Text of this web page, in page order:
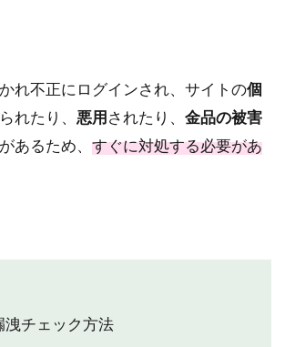
れ不正にログインされ、サイトの個
れたり、 悪用されたり、 金品の被害
あるため、 すぐに対処する必要があ
洩チェック方法